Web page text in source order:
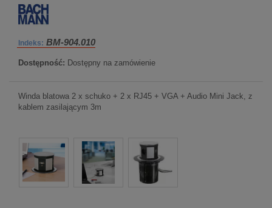
Indeks: BM-904.010
Dostępność: Dostępny na zamówienie
Winda blatowa 2 x schuko + 2 x RJ45 + VGA + Audio Mini Jack, z
kablem zasilającym 3m